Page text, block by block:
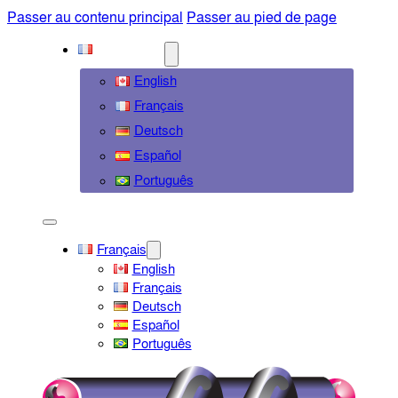
Passer au contenu principal Passer au pied de page
English
Français
Deutsch
Español
Português
Français
English
Français
Deutsch
Español
Português